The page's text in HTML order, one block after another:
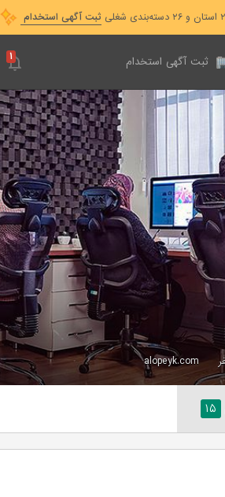
ثبت آگهی استخدام
ثبت آگهی استخدام ۱
alopeyk.com
۱۵